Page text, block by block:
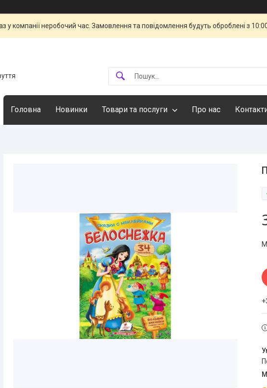
у компанії неробочий час. Замовлення та повідомлення будуть оброблені з
Головна Новинки Товари та послуги Про нас